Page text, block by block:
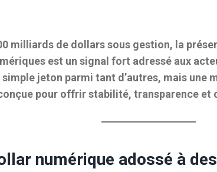
milliards de dollars sous gestion, la
est un signal fort adressé aux
simple jeton parmi tant d’autres, mais une
pour offrir stabilité, transparence
numérique adossé à